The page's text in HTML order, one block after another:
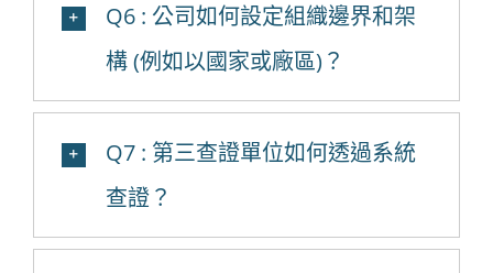
Q6 : 公司如何設定組織邊界和架
構 (例如以國家或廠區)？
Q7 : 第三查證單位如何透過系統
查證？